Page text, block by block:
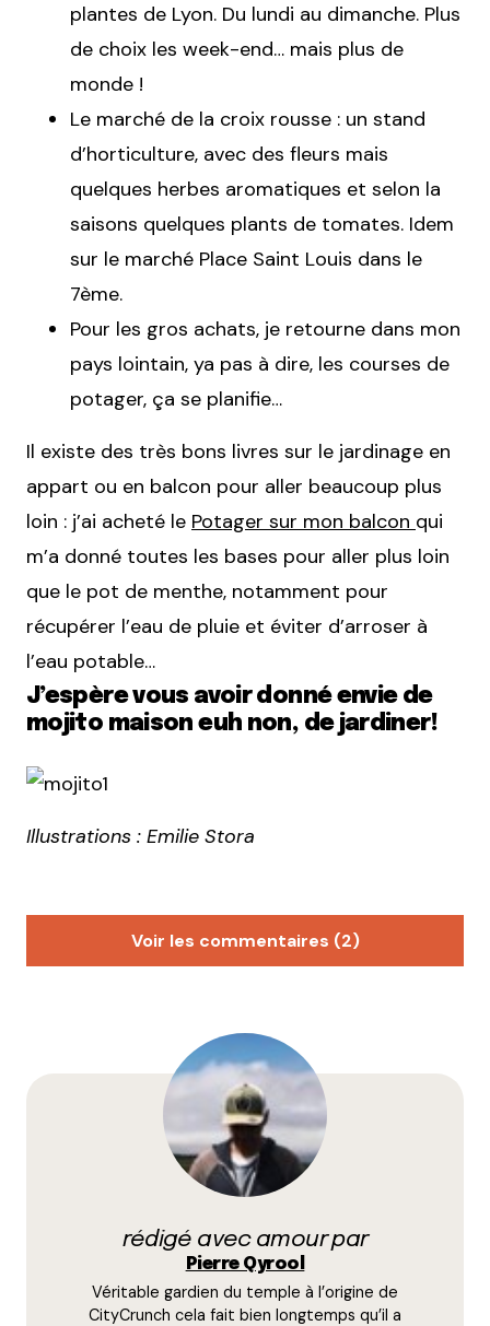
plantes de Lyon. Du lundi au dimanche. Plus
de choix les week-end… mais plus de
monde !
Le marché de la croix rousse : un stand
d’horticulture, avec des fleurs mais
quelques herbes aromatiques et selon la
saisons quelques plants de tomates. Idem
sur le marché Place Saint Louis dans le
7ème.
Pour les gros achats, je retourne dans mon
pays lointain, ya pas à dire, les courses de
potager, ça se planifie…
Il existe des très bons livres sur le jardinage en
appart ou en balcon pour aller beaucoup plus
loin : j’ai acheté le Potager sur mon balcon qui
m’a donné toutes les bases pour aller plus loin
que le pot de menthe, notamment pour
récupérer l’eau de pluie et éviter d’arroser à
l’eau potable…
J’espère vous avoir donné envie de
mojito maison euh non, de jardiner!
Illustrations : Emilie Stora
Voir les commentaires (2)
Le lycée d’horticulture est effectivement une très
bonne adresse, mais à ma connaissance il se situe à
Ecully (Pas loin de la porte du Valvert) et non pas à
Reste à gérer le chat qu’il ne mange pas les
premières pousses!
29 juillet 2013 à 14 h 08 minrédigé avec amour par
Pierre Qyrool
Véritable gardien du temple à l’origine de
CityCrunch cela fait bien longtemps qu’il a